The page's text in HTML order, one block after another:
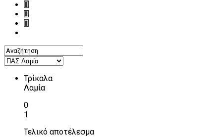
Τρίκαλα
Λαμία
0
1
Τελικό αποτέλεσμα